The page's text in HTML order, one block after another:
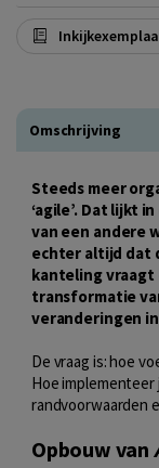
Omschrijving
Steeds meer
‘agile’. Dat lijkt
van een andere
echter altijd dat
kanteling vraagt
transformatie
veranderingen
De vraag is: hoe
Hoe implementeer
randvoorwaarden
Opbouw van